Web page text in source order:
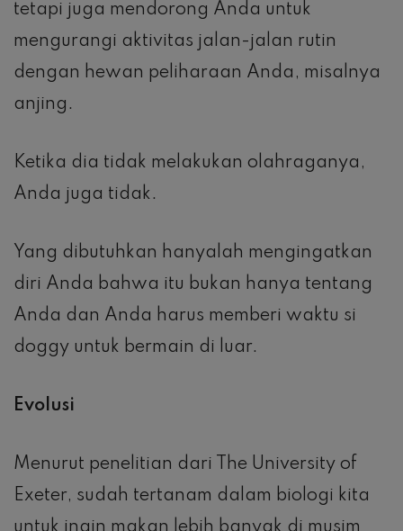
tetapi juga mendorong Anda untuk
mengurangi aktivitas jalan-jalan rutin
dengan hewan peliharaan Anda, misalnya
anjing.
Ketika dia tidak melakukan olahraganya,
Anda juga tidak.
Yang dibutuhkan hanyalah mengingatkan
diri Anda bahwa itu bukan hanya tentang
Anda dan Anda harus memberi waktu si
doggy untuk bermain di luar.
Evolusi
Menurut penelitian dari The University of
Exeter, sudah tertanam dalam biologi kita